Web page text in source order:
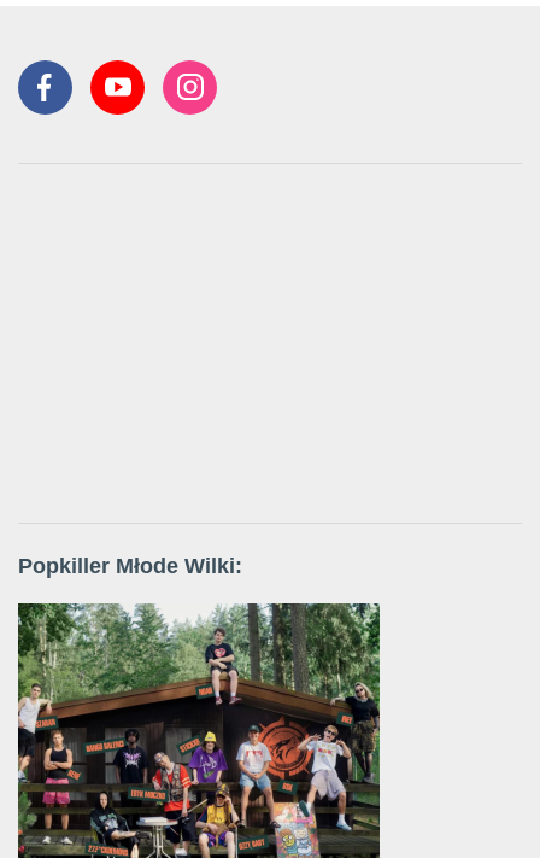
Popkiller Młode Wilki: